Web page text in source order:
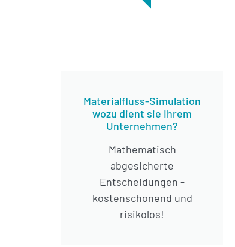
Materialfluss-Simulation
wozu dient sie Ihrem
Unternehmen?
Mathematisch
abgesicherte
Entscheidungen -
kostenschonend und
risikolos!